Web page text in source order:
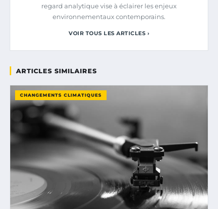
regard analytique vise à éclairer les enjeux
environnementaux contemporains.
VOIR TOUS LES ARTICLES ›
ARTICLES SIMILAIRES
CHANGEMENTS CLIMATIQUES